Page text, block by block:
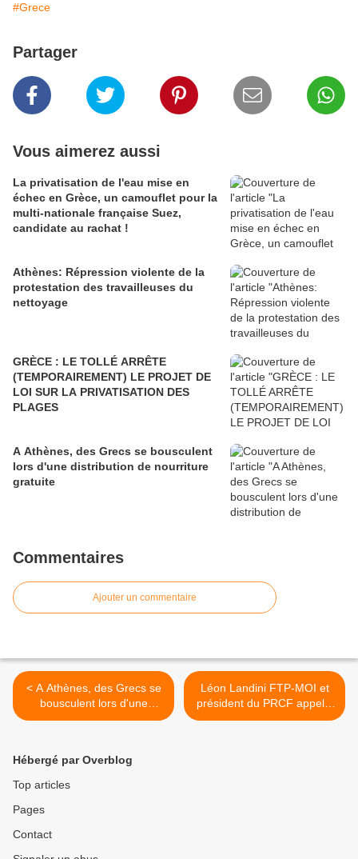
#Grece
Partager
Vous aimerez aussi
La privatisation de l'eau mise en
échec en Grèce, un camouflet pour la
multi-nationale française Suez,
candidate au rachat !
Athènes: Répression violente de la
protestation des travailleuses du
nettoyage
GRÈCE : LE TOLLÉ ARRÊTE
(TEMPORAIREMENT) LE PROJET DE
LOI SUR LA PRIVATISATION DES
PLAGES
A Athènes, des Grecs se bousculent
lors d'une distribution de nourriture
gratuite
Commentaires
Ajouter un commentaire
< A Athènes, des Grecs se
bousculent lors d'une
distribution de nourriture
Léon Landini FTP-MOI et
président du PRCF appelle
à la résistance contre l’UE
Hébergé par Overblog
Top articles
Pages
Contact